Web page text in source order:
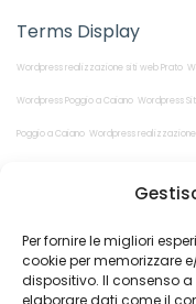
Per fornire le migliori
cookie per memorizzare
dispositivo. Il consenso
elaborare dati come il
Terms Display
Wordpress realizzazione siti web Prato
Wordpress Poggio a Caiano Wordpress
Poggio a Caiano Wordpress